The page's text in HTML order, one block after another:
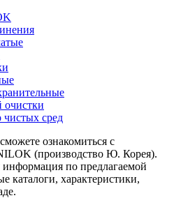
очистки
сред
ознакомиться с
(производство Ю. Корея).
по предлагаемой
каталоги, характеристики,